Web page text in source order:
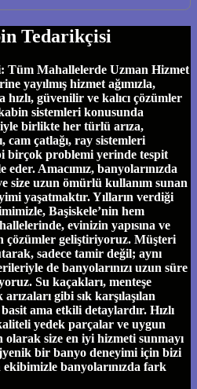
Tedarikçisi
Tüm Mahallelerde Uzman Hizmet
yayılmış hizmet ağımızla,
güvenilir ve kalıcı çözümler
sistemleri konusunda
birlikte her türlü arıza,
cam çatlağı, ray sistemleri
birçok problemi yerinde tespit
Amacımız, banyolarınızda
size uzun ömürlü kullanım sunan
yaşatmaktır. Yılların verdiği
Başiskele’nin hem
evinizin yapısına ve
çözümler geliştiriyoruz. Müşteri
sadece tamir değil; aynı
de banyolarınızı uzun süre
Su kaçakları, menteşe
gibi sık karşılaşılan
ama etkili detaylardır. Hızlı
yedek parçalar ve uygun
size en iyi hizmeti sunmayı
bir banyo deneyimi için bizi
banyolarınızda fark